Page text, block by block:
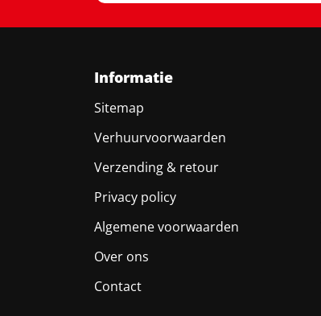
Informatie
Sitemap
Verhuurvoorwaarden
Verzending & retour
Privacy policy
Algemene voorwaarden
Over ons
Contact